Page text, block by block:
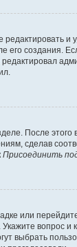
создания.
После
сделав
Присоединить
или
вопрос
выбрать